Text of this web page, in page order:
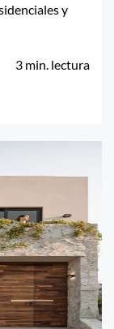
y
3 min. lectura